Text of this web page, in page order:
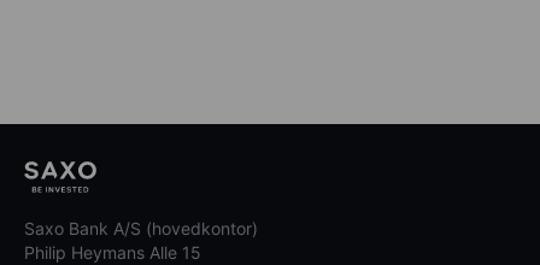
Saxo Bank A/S (hovedkontor)
Philip Heymans Alle 15